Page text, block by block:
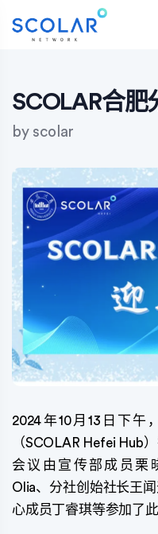
SCOLAR合肥
by scolar
2024年10月13日下午
（SCOLAR Hefei Hub
会议由宣传部成员栗
Olia、分社创始社长王
心成员丁睿琪等参加了此